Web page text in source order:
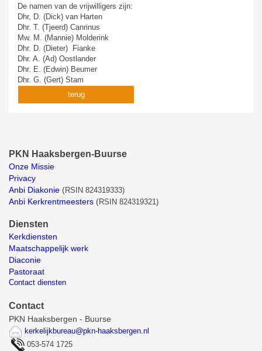
De namen van de vrijwilligers zijn:
Dhr, D. (Dick) van Harten
Dhr. T. (Tjeerd) Canrinus
Mw. M. (Mannie) Molderink
Dhr. D. (Dieter) Fianke
Dhr. A. (Ad) Oostlander
Dhr. E. (Edwin) Beumer
Dhr. G. (Gert) Stam
terug
PKN Haaksbergen-Buurse
Onze Missie
Privacy
Anbi Diakonie (RSIN 824319333)
Anbi Kerkrentmeesters (RSIN 824319321)
Diensten
Kerkdiensten
Maatschappelijk werk
Diaconie
Pastoraat
Contact diensten
Contact
PKN Haaksbergen - Buurse
kerkelijkbureau@pkn-haaksbergen.nl
053-574 1725